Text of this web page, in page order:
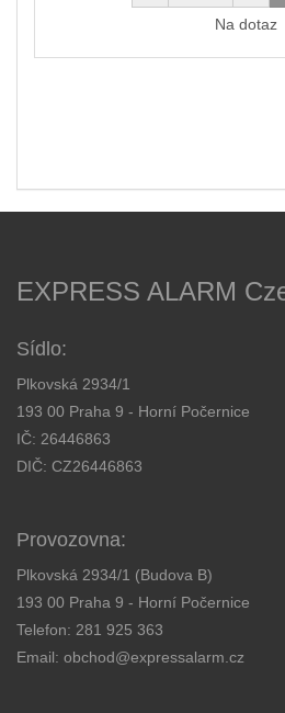
Na dotaz
EXPRESS ALARM
Sídlo:
Plkovská 2934/1
193 00 Praha 9 - Horní Počernice
IČ: 26446863
DIČ: CZ26446863
Provozovna:
Plkovská 2934/1 (Budova B)
193 00 Praha 9 - Horní Počernice
Telefon: 281 925 363
Email: obchod@expressalarm.cz